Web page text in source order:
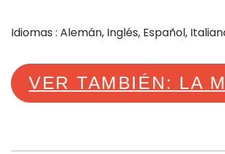
Idiomas : Alemán, Inglés, Español,
VER TAMBIÉN: LA